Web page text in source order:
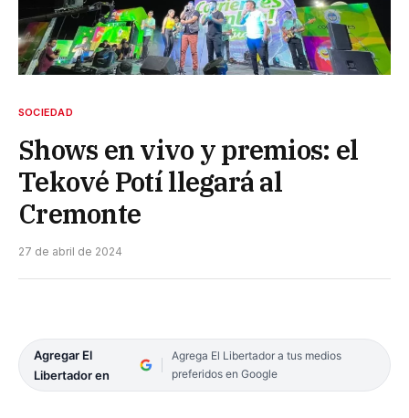
SOCIEDAD
Shows en vivo y premios: el
Tekové Potí llegará al
Cremonte
27 de abril de 2024
Agregar El
Libertador en
Agrega El Libertador a tus medios
preferidos en Google